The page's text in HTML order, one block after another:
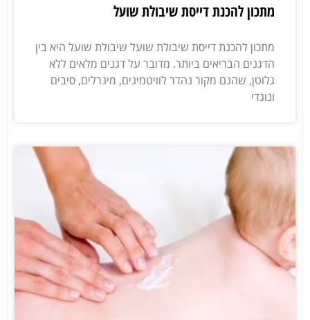
מתכון להכנת דייסת שיבולת שועל
מתכון להכנת דייסת שיבולת שועל שיבולת שועל היא בין
הדגנים הבריאים ביותר. מדובר על דגנים מלאים ללא
גלוטן, שהנם מקור נהדר לוויטמינים, מינרלים, סיבים
ונוגדי